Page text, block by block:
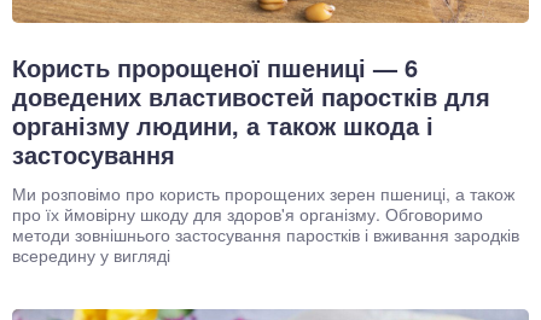
Користь пророщеної пшениці — 6
доведених властивостей паростків для
організму людини, а також шкода і
застосування
Ми розповімо про користь пророщених зерен пшениці, а також
про їх ймовірну шкоду для здоров'я організму. Обговоримо
методи зовнішнього застосування паростків і вживання зародків
всередину у вигляді